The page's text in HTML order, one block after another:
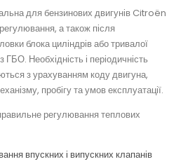
для бензинових двигунів Citroën
а також після
блока циліндрів або тривалої
ГБО. Необхідність і періодичність
з урахуванням коду двигуна,
пробігу та умов експлуатації.
регулювання теплових
впускних і випускних клапанів